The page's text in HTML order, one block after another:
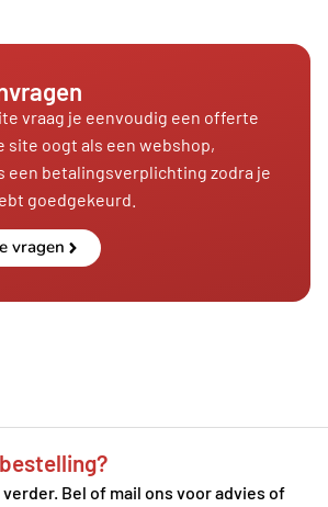
vraag je eenvoudig een offerte
site oogt als een webshop,
een betalingsverplichting zodra je
goedgekeurd.
vragen
Bel of mail ons voor advies of